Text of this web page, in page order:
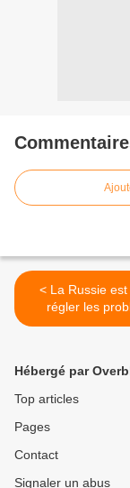
< La Russie est prête à
régler les
internationaux
Hébergé par
Top articles
Pages
Contact
Signaler un abus